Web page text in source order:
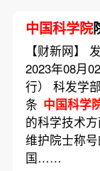
中国科学院
【财新网】
2023年08月
行） 科发学
条 中国科学
的科学技术
维护院士称
国……